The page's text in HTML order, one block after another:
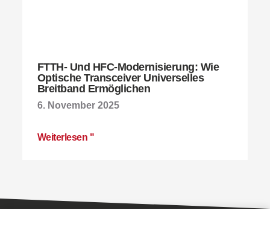
FTTH- Und HFC-Modernisierung: Wie
Optische Transceiver Universelles
Breitband Ermöglichen
6. November 2025
Weiterlesen "